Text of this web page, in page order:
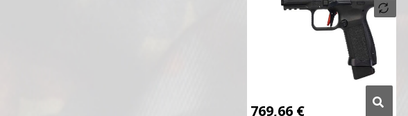
769,66 €